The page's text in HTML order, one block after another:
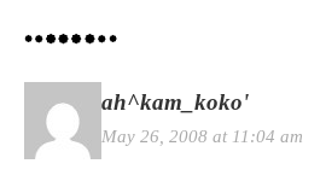
ah^kam_koko'
May 26, 2008 at 11:04 am